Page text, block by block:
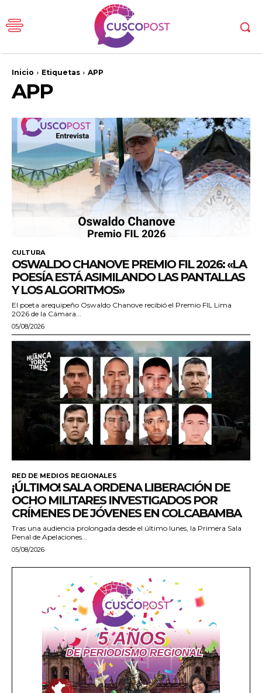
Inicio Etiquetas APP
APP
CULTURA
OSWALDO CHANOVE PREMIO FIL 2026: «LA
POESÍA ESTÁ ASIMILANDO LAS PANTALLAS
Y LOS ALGORITMOS»
El poeta arequipeño Oswaldo Chanove recibió el Premio FIL Lima
2026 de la Cámara...
05/08/2026
RED DE MEDIOS REGIONALES
¡ÚLTIMO! SALA ORDENA LIBERACIÓN DE
OCHO MILITARES INVESTIGADOS POR
CRÍMENES DE JÓVENES EN COLCABAMBA
Tras una audiencia prolongada desde el último lunes, la Primera Sala
Penal de Apelaciones...
05/08/2026